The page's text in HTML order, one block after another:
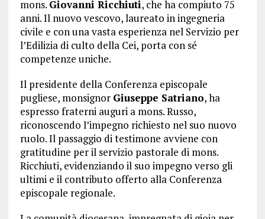
mons. Giovanni Ricchiuti, che ha compiuto 75
anni. Il nuovo vescovo, laureato in ingegneria
civile e con una vasta esperienza nel Servizio per
l’Edilizia di culto della Cei, porta con sé
competenze uniche.
Il presidente della Conferenza episcopale
pugliese, monsignor Giuseppe Satriano, ha
espresso fraterni auguri a mons. Russo,
riconoscendo l’impegno richiesto nel suo nuovo
ruolo. Il passaggio di testimone avviene con
gratitudine per il servizio pastorale di mons.
Ricchiuti, evidenziando il suo impegno verso gli
ultimi e il contributo offerto alla Conferenza
episcopale regionale.